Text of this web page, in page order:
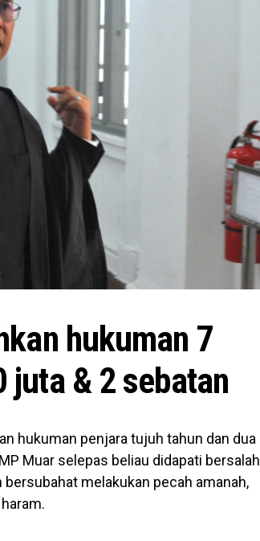
hukuman 7
juta & 2 sebatan
hukuman penjara tujuh tahun dan dua
Muar selepas beliau didapati bersalah
melakukan pecah amanah,